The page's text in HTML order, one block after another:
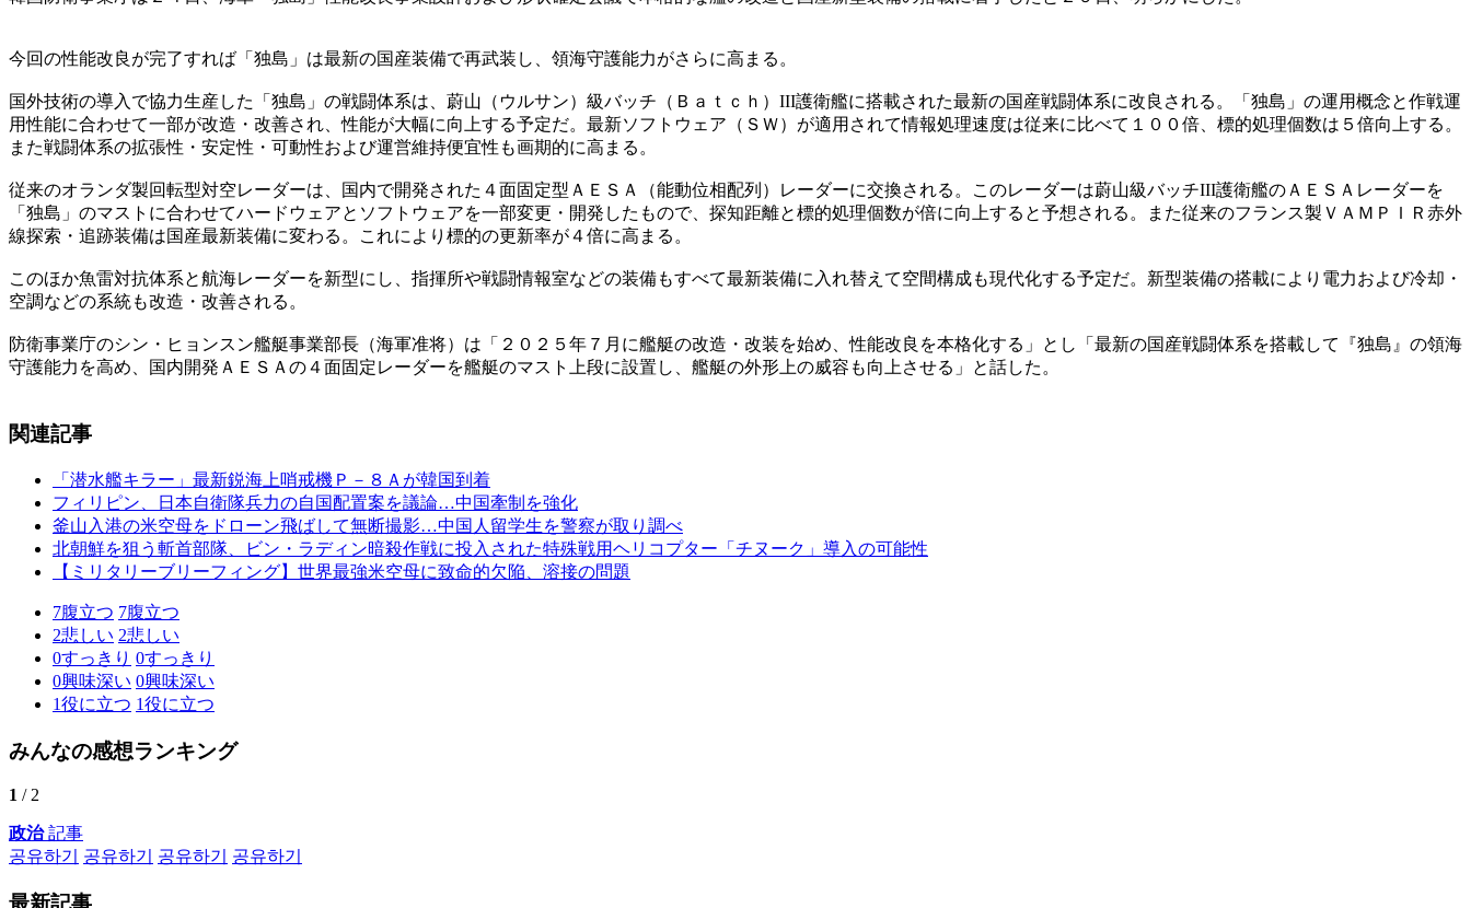
今回の性能改良が完了すれば「独島」は最新の国産装備で再武装し、領海守護能力がさらに高まる。
国外技術の導入で協力生産した「独島」の戦闘体系は、蔚山（ウルサン）級バッチ（Ｂａｔｃｈ）III護衛艦に搭載された最新の国産戦闘体系に改良される。「独島」の運用概念と作戦運
用性能に合わせて一部が改造・改善され、性能が大幅に向上する予定だ。最新ソフトウェア（ＳＷ）が適用されて情報処理速度は従来に比べて１００倍、標的処理個数は５倍向上する。
また戦闘体系の拡張性・安定性・可動性および運営維持便宜性も画期的に高まる。
従来のオランダ製回転型対空レーダーは、国内で開発された４面固定型ＡＥＳＡ（能動位相配列）レーダーに交換される。このレーダーは蔚山級バッチIII護衛艦のＡＥＳＡレーダーを
「独島」のマストに合わせてハードウェアとソフトウェアを一部変更・開発したもので、探知距離と標的処理個数が倍に向上すると予想される。また従来のフランス製ＶＡＭＰＩＲ赤外
線探索・追跡装備は国産最新装備に変わる。これにより標的の更新率が４倍に高まる。
このほか魚雷対抗体系と航海レーダーを新型にし、指揮所や戦闘情報室などの装備もすべて最新装備に入れ替えて空間構成も現代化する予定だ。新型装備の搭載により電力および冷却・
空調などの系統も改造・改善される。
防衛事業庁のシン・ヒョンスン艦艇事業部長（海軍准将）は「２０２５年７月に艦艇の改造・改装を始め、性能改良を本格化する」とし「最新の国産戦闘体系を搭載して『独島』の領海
守護能力を高め、国内開発ＡＥＳＡの４面固定レーダーを艦艇のマスト上段に設置し、艦艇の外形上の威容も向上させる」と話した。
関連記事
「潜水艦キラー」最新鋭海上哨戒機Ｐ－８Ａが韓国到着
フィリピン、日本自衛隊兵力の自国配置案を議論…中国牽制を強化
釜山入港の米空母をドローン飛ばして無断撮影…中国人留学生を警察が取り調べ
北朝鮮を狙う斬首部隊、ビン・ラディン暗殺作戦に投入された特殊戦用ヘリコプター「チヌーク」導入の可能性
【ミリタリーブリーフィング】世界最強米空母に致命的欠陥、溶接の問題
7腹立つ 7腹立つ
2悲しい 2悲しい
0すっきり 0すっきり
0興味深い 0興味深い
1役に立つ 1役に立つ
みんなの感想ランキング
1 / 2
政治記事
공유하기
공유하기 공유하기 공유하기
最新記事